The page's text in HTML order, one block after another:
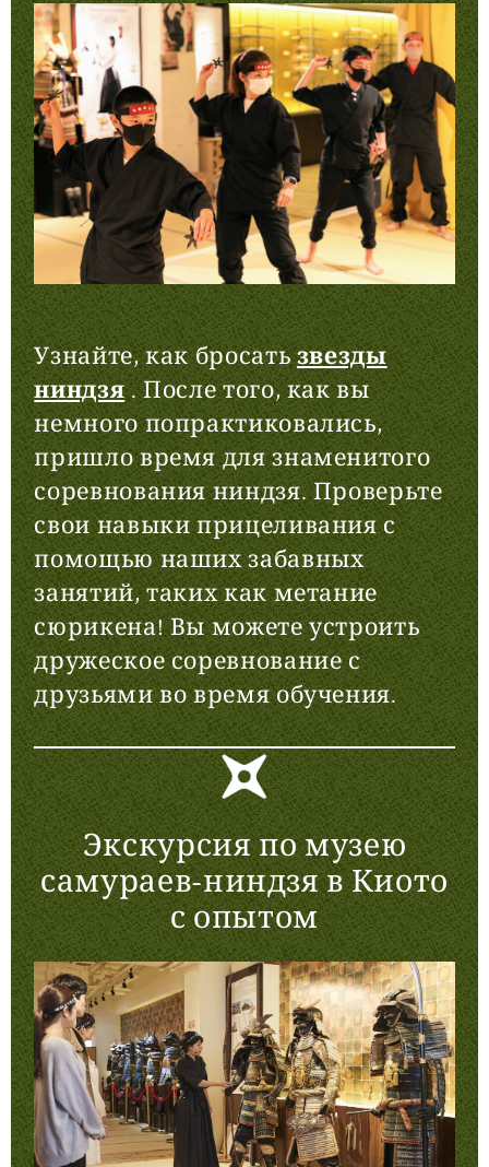
Узнайте, как бросать звезды
ниндзя . После того, как вы
немного попрактиковались,
пришло время для знаменитого
соревнования ниндзя. Проверьте
свои навыки прицеливания с
помощью наших забавных
занятий, таких как метание
сюрикена! Вы можете устроить
дружеское соревнование с
друзьями во время обучения.
Экскурсия по музею
самураев-ниндзя в Киото
с опытом